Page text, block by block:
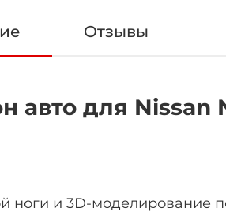
Отзывы
для Nissan
ноги и 3D-моделирование